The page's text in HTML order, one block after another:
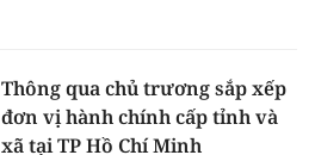
Thông qua chủ trương sắp xếp
đơn vị hành chính cấp tỉnh và
xã tại TP Hồ Chí Minh